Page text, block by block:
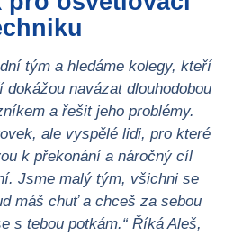
tým a hledáme kolegy, kteří
navázat dlouhodobou
a řešit jeho problémy.
ale vyspělé lidi, pro které
k překonání a náročný cíl
Jsme malý tým, všichni se
máš chuť a chceš za sebou
s tebou potkám.“ Říká Aleš,